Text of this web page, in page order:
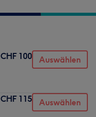
CHF 100 Auswählen
CHF 115 Auswählen